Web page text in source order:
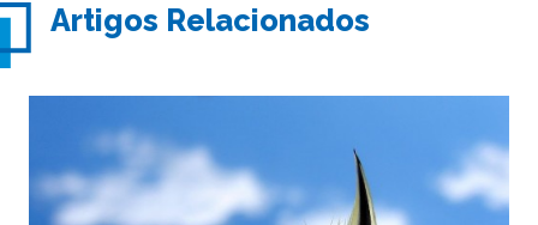
Artigos Relacionados